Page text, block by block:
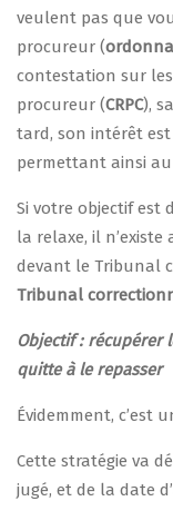
veulent pas que
procureur (
contestation sur
procureur (CRPC),
tard, son intérêt est
permettant ainsi au
Si votre objectif est
la relaxe, il
devant le Tribunal
Tribunal
Objectif : récupérer
quitte à le repasser
Évidemment, c’est
Cette stratégie va
jugé, et de la date